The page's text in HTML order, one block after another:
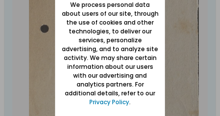
We process personal data
about users of our site, through
the use of cookies and other
technologies, to deliver our
services, personalize
advertising, and to analyze site
activity. We may share certain
information about our users
with our advertising and
analytics partners. For
additional details, refer to our
Privacy Policy.